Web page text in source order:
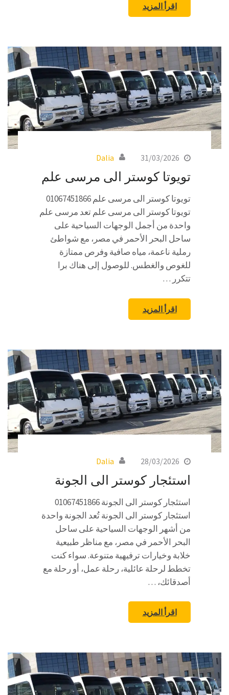
اقرأ المزيد
31/03/2026
Dalia
تويوتا كوستر الى مرسى علم
تويوتا كوستر الى مرسى علم 01067451866
تويوتا كوستر الى مرسى علم تعد مرسى علم
واحدة من أجمل الوجهات السياحية على
ساحل البحر الأحمر في مصر، مع شواطئ
رملية ناعمة، مياه صافية وفرص ممتازة
للغوص والغطس. للوصول إلى هناك برا
تتكرر …
اقرأ المزيد
28/03/2026
Dalia
استئجار كوستر الى الجونة
استئجار كوستر الى الجونة 01067451866
استئجار كوستر الى الجونة تُعد الجونة واحدة
من أشهر الوجهات السياحية على ساحل
البحر الأحمر في مصر، مع مناظر طبيعية
خلابة وخيارات ترفيهية متنوعة. سواء كنت
تخطط لرحلة عائلية، رحلة عمل، أو رحلة مع
أصدقائك، …
اقرأ المزيد